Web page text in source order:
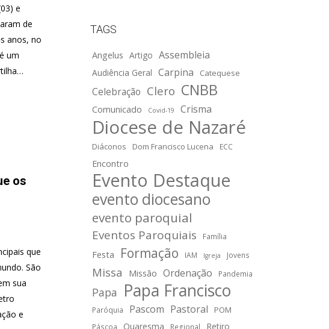
e
de
anos, no
um
os
que
São
sua
e
TAGS
Angelus Artigo Assembleia
Audiência Geral Carpina Catequese
Celebração Clero CNBB
Comunicado Covid-19 Crisma
Diocese de Nazaré
Diáconos Dom Francisco Lucena ECC
Encontro
Evento Destaque
evento diocesano
evento paroquial
Eventos Paroquiais Família
Festa Formação IAM Igreja Jovens
Missa Missão Ordenação Pandemia
Papa Papa Francisco
Paróquia Pascom Pastoral POM
Páscoa Quaresma Regional Retiro